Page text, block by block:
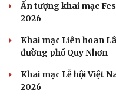
Du lịch
Săn Tour
check-in
Ấn tượng khai mạc
2026
Khai mạc Liên hoan
đường phố Quy Nhơn
Khai mạc Lễ hội Việt
2026